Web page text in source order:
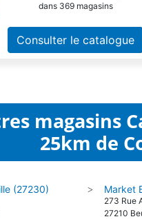
dans 369 magasins
Consulter le catalogue
magasins
25km de
(27230) > Market
273 Rue
27210